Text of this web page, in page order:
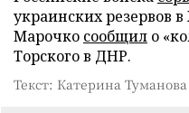
украинских резервов
Марочко сообщил о
Торского в ДНР.
Текст: Катерина Туманова